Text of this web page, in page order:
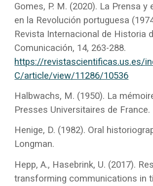
Gomes, P. M. (2020). La Prensa y
en la Revolución portuguesa
Revista Internacional de Historia
Comunicación, 14, 263-288.
https://revistascientificas.us.es/
C/article/view/11286/10536
Halbwachs, M. (1950). La
Presses Universitaires de France.
Henige, D. (1982). Oral
Longman.
Hepp, A., Hasebrink, U. (2017).
transforming communications in